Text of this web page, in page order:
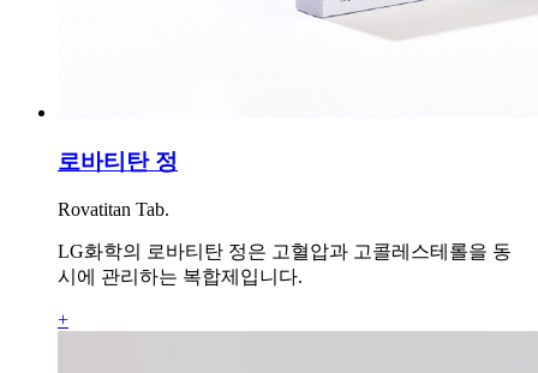
로바티탄 정
Rovatitan Tab.
LG화학의 로바티탄 정은 고혈압과 고콜레스테롤을 동
시에 관리하는 복합제입니다.
+